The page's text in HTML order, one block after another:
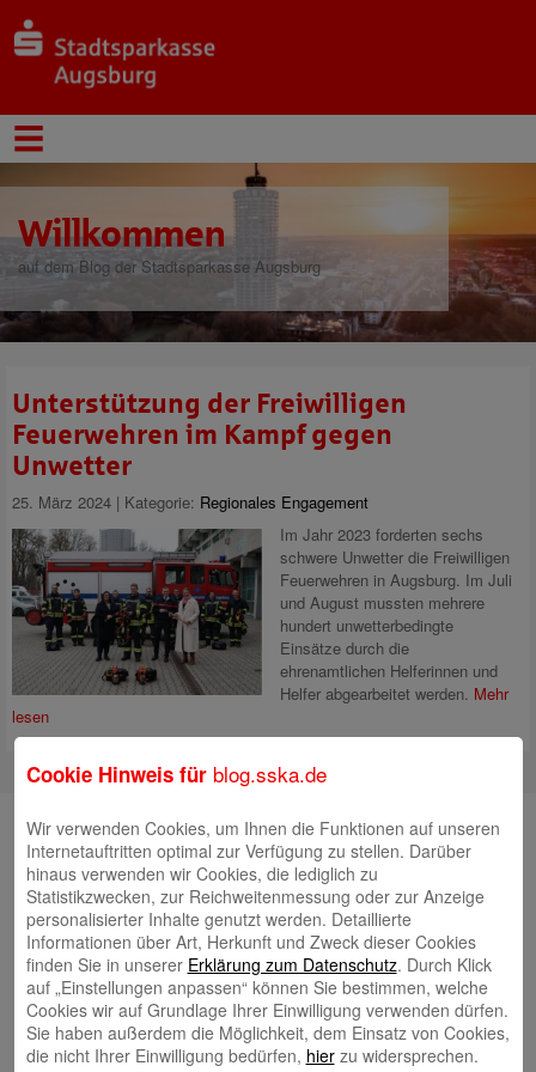
Willkommen
auf dem Blog der Stadtsparkasse Augsburg
Unterstützung der Freiwilligen
Feuerwehren im Kampf gegen
Unwetter
25. März 2024 | Kategorie: Regionales Engagement
Im Jahr 2023 forderten sechs
schwere Unwetter die Freiwilligen
Feuerwehren in Augsburg. Im Juli
und August mussten mehrere
hundert unwetterbedingte
Einsätze durch die
ehrenamtlichen Helferinnen und
Helfer abgearbeitet werden. Mehr
lesen
Suche
Neueste Beiträge
Radlkonvoi des FFH feiert Einweihung des neuen
Campus Nord 5. August 2026
Willkommen bei Kinder im Mittelpunkt e.V. 24. Juli 2026
Cookie Hinweis für blog.sska.de
Wir verwenden Cookies, um Ihnen die Funktionen auf unseren
Internetauftritten optimal zur Verfügung zu stellen. Darüber
hinaus verwenden wir Cookies, die lediglich zu
Statistikzwecken, zur Reichweitenmessung oder zur Anzeige
personalisierter Inhalte genutzt werden. Detaillierte
Informationen über Art, Herkunft und Zweck dieser Cookies
finden Sie in unserer Erklärung zum Datenschutz. Durch Klick
auf „Einstellungen anpassen“ können Sie bestimmen, welche
Cookies wir auf Grundlage Ihrer Einwilligung verwenden dürfen.
Sie haben außerdem die Möglichkeit, dem Einsatz von Cookies,
die nicht Ihrer Einwilligung bedürfen, hierzu widersprechen.